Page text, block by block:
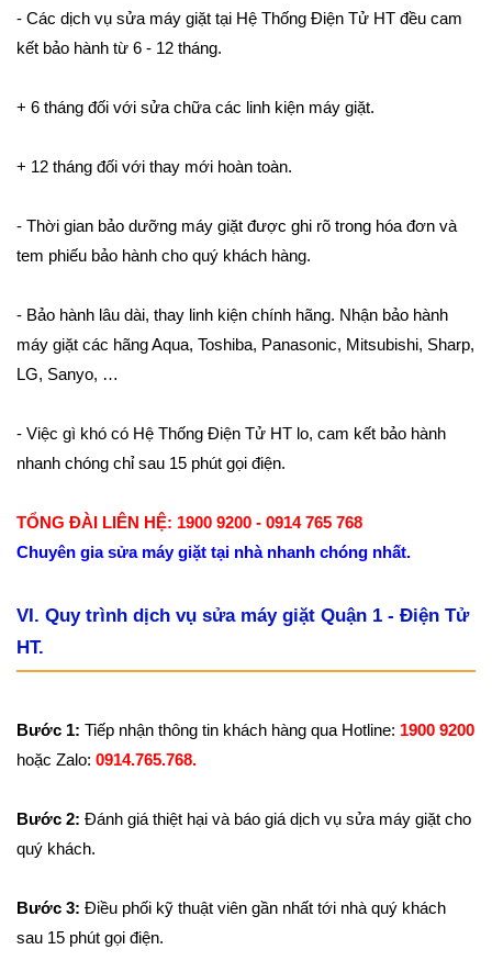
- Các dịch vụ sửa máy giặt tại Hệ Thống Điện Tử HT đều cam
kết bảo hành từ 6 - 12 tháng.
+ 6 tháng đối với sửa chữa các linh kiện máy giặt.
+ 12 tháng đối với thay mới hoàn toàn.
- Thời gian bảo dưỡng máy giặt được ghi rõ trong hóa đơn và
tem phiếu bảo hành cho quý khách hàng.
- Bảo hành lâu dài, thay linh kiện chính hãng. Nhận bảo hành
máy giặt các hãng Aqua, Toshiba, Panasonic, Mitsubishi, Sharp,
LG, Sanyo, …
- Việc gì khó có Hệ Thống Điện Tử HT lo, cam kết bảo hành
nhanh chóng chỉ sau 15 phút gọi điện.
TỔNG ĐÀI LIÊN HỆ: 1900 9200 - 0914 765 768
Chuyên gia sửa máy giặt tại nhà nhanh chóng nhất.
VI. Quy trình dịch vụ sửa máy giặt Quận 1 - Điện Tử
HT.
Bước 1: Tiếp nhận thông tin khách hàng qua Hotline: 1900 9200
hoặc Zalo: 0914.765.768.
Bước 2: Đánh giá thiệt hại và báo giá dịch vụ sửa máy giặt cho
quý khách.
Bước 3: Điều phối kỹ thuật viên gần nhất tới nhà quý khách
sau 15 phút gọi điện.